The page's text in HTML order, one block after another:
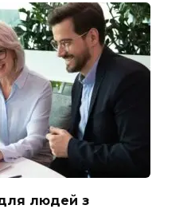
для людей з